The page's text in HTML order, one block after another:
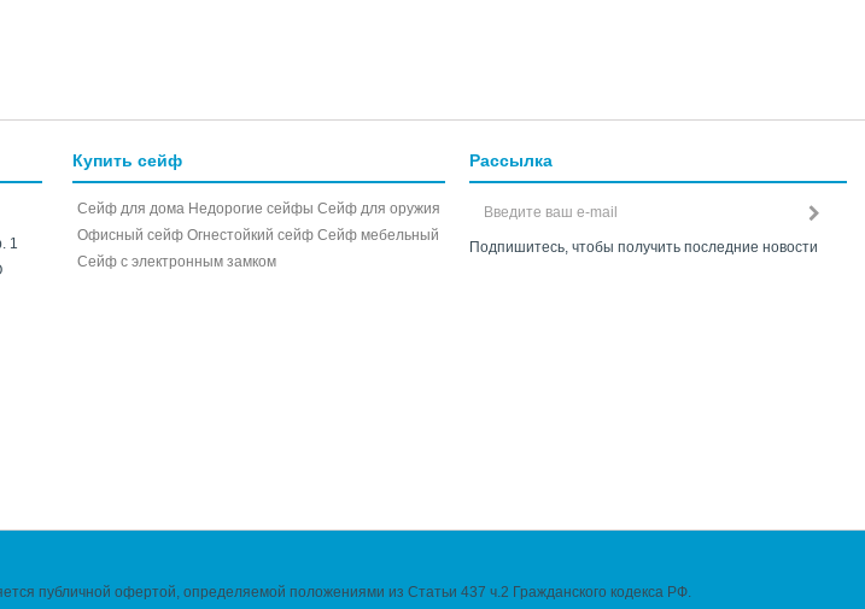
1
Купить сейф
Сейф для дома Недорогие сейфы Сейф для оружия
Офисный сейф Огнестойкий сейф Сейф мебельный
Cейф с электронным замком
Рассылка
Подпишитесь, чтобы получить последние новости
публичной офертой, определяемой положениями из Статьи 437 ч.2 Гражданского кодекса РФ.